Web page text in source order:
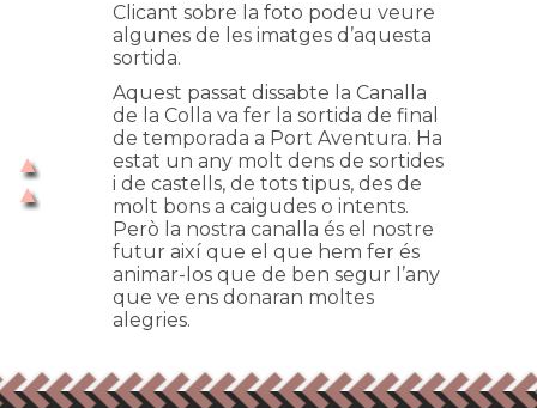
Clicant sobre la foto podeu veure
algunes de les imatges d’aquesta
sortida.
Aquest passat dissabte la Canalla
de la Colla va fer la sortida de final
de temporada a Port Aventura. Ha
estat un any molt dens de sortides
i de castells, de tots tipus, des de
molt bons a caigudes o intents.
Però la nostra canalla és el nostre
futur així que el que hem fer és
animar-los que de ben segur l’any
que ve ens donaran moltes
alegries.